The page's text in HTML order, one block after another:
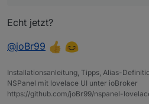
var
if
for
if
Echt jetzt?
@joBr99
Installationsanleitung, Tipps, Alias-
NSPanel mit lovelace UI unter ioBroker
https://github.com/joBr99/nspanel-